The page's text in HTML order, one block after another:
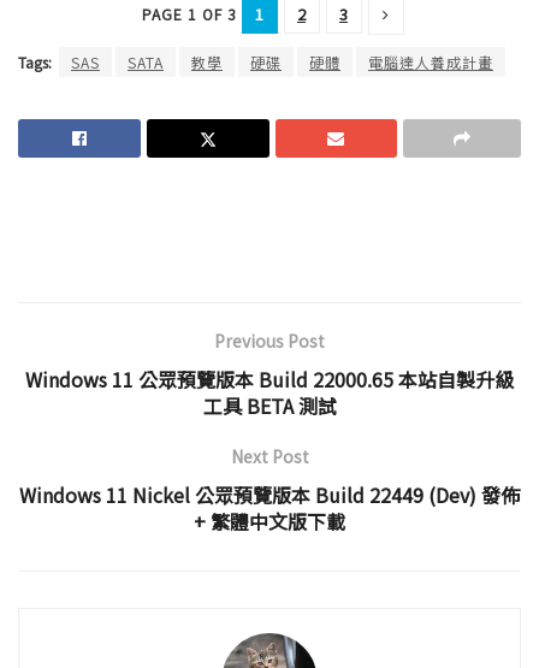
PAGE 1 OF 3 1 2 3
Tags: SAS SATA 教學 硬碟 硬體 電腦達人養成計畫
Previous Post
Windows 11 公眾預覽版本 Build 22000.65 本站自製升級
工具 BETA 測試
Next Post
Windows 11 Nickel 公眾預覽版本 Build 22449 (Dev) 發佈
+ 繁體中文版下載